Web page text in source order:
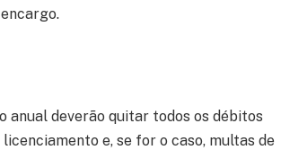
anual deverão quitar todos os débitos
e, se for o caso, multas de